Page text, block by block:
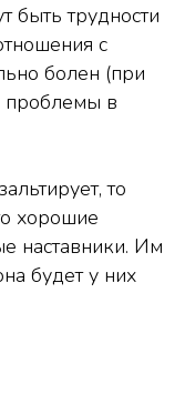
быть трудности
с
болен (при
проблемы в
то
хорошие
наставники. Им
будет у них